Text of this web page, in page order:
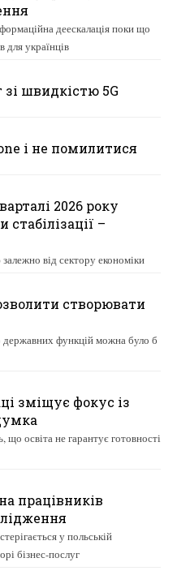
деескалація поки що
для українців
зі швидкістю 5G
і не помилитися
2026 року
–
від сектору економіки
створювати
державних функцій можна було б
зміщує фокус із
що освіта не гарантує готовності
працівників
у польській
бізнес-послуг